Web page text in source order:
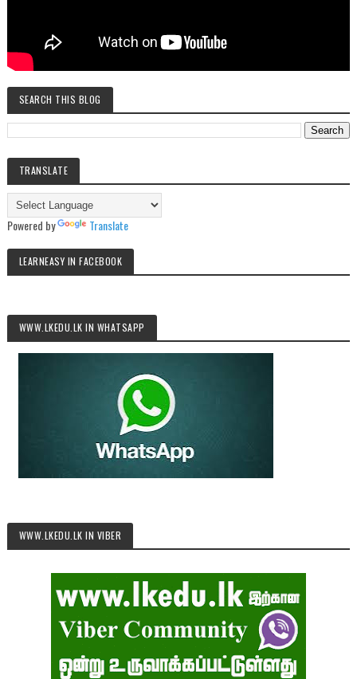
SEARCH THIS BLOG
TRANSLATE
Powered by Translate
LEARNEASY IN FACEBOOK
WWW.LKEDU.LK IN WHATSAPP
WWW.LKEDU.LK IN VIBER